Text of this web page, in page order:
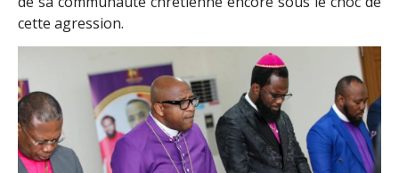
cette agression.